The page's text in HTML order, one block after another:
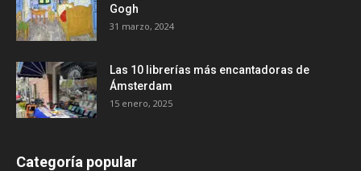
Gogh
31 marzo, 2024
Las 10 librerías más encantadoras de
Ámsterdam
15 enero, 2025
Categoría popular